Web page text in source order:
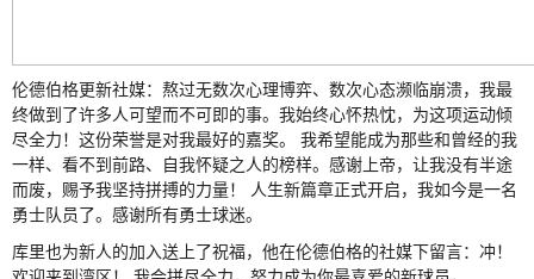
伦德伯格更新社媒：熬过无数次心理博弈、数次心态濒临崩溃，我最
终做到了许多人可望而不可即的事。我始终心怀热忱，为这项运动倾
尽全力！这份荣誉是对我最好的嘉奖。 我希望能成为那些和曾经的我
一样、看不到前路、自我怀疑之人的榜样。感谢上帝，让我没有半途
而废，赐予我坚持拼搏的力量！ 人生新篇章正式开启，我如今是一名
勇士队员了。感谢所有勇士球迷。
库里也为新人的加入送上了祝福，他在伦德伯格的社媒下留言：冲！